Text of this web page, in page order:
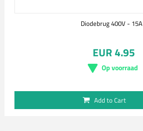
Diodebrug 400V - 15A
EUR 4.95
Op voorraad
Add to Cart